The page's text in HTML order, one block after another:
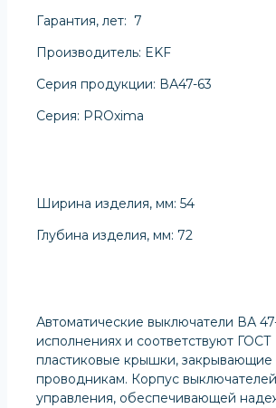
Гарантия, лет: 7
Производитель: EKF
Серия продукции: ВА47-63
Серия: PROxima
Ширина изделия, мм: 54
Глубина изделия, мм: 72
Автоматические выключатели ВА
исполнениях и соответствуют
пластиковые крышки,
проводникам. Корпус
управления, обеспечивающей